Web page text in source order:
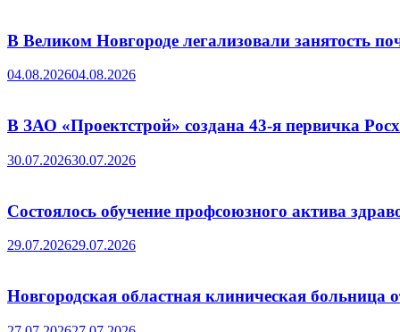
В Великом Новгороде легализовали занятость
04.08.202604.08.2026
В ЗАО «Проектстрой» создана 43-я первичка
30.07.202630.07.2026
Состоялось обучение профсоюзного актива
29.07.202629.07.2026
Новгородская областная клиническая больница